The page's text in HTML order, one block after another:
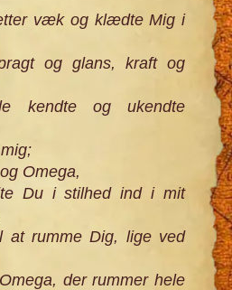
væk og klædte Mig i
og glans, kraft og
kendte og ukendte
Omega,
Du i stilhed ind i mit
at rumme Dig, lige ved
der rummer hele